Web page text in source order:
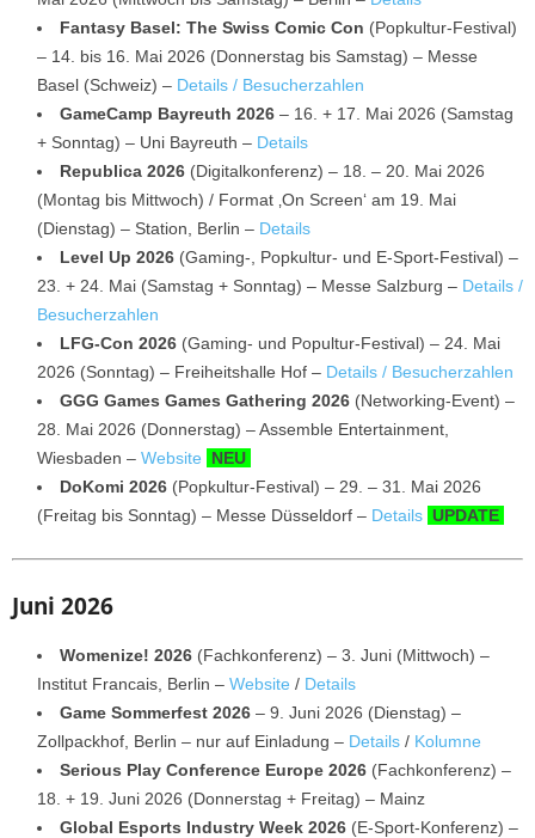
Fantasy Basel: The Swiss Comic Con (Popkultur-Festival)
– 14. bis 16. Mai 2026 (Donnerstag bis Samstag) – Messe
Basel (Schweiz) – Details / Besucherzahlen
GameCamp Bayreuth 2026 – 16. + 17. Mai 2026 (Samstag
+ Sonntag) – Uni Bayreuth – Details
Republica 2026 (Digitalkonferenz) – 18. – 20. Mai 2026
(Montag bis Mittwoch) / Format ‚On Screen‘ am 19. Mai
(Dienstag) – Station, Berlin – Details
Level Up 2026 (Gaming-, Popkultur- und E-Sport-Festival) –
23. + 24. Mai (Samstag + Sonntag) – Messe Salzburg – Details /
Besucherzahlen
LFG-Con 2026 (Gaming- und Popultur-Festival) – 24. Mai
2026 (Sonntag) – Freiheitshalle Hof – Details / Besucherzahlen
GGG Games Games Gathering 2026 (Networking-Event) –
28. Mai 2026 (Donnerstag) – Assemble Entertainment,
Wiesbaden – Website
NEU
DoKomi 2026 (Popkultur-Festival) – 29. – 31. Mai 2026
(Freitag bis Sonntag) – Messe Düsseldorf – Details UPDATE
Juni 2026
Womenize! 2026 (Fachkonferenz) – 3. Juni (Mittwoch) –
Institut Francais, Berlin – Website / Details
Game Sommerfest 2026 – 9. Juni 2026 (Dienstag) –
Zollpackhof, Berlin – nur auf Einladung – Details / Kolumne
Serious Play Conference Europe 2026 (Fachkonferenz) –
18. + 19. Juni 2026 (Donnerstag + Freitag) – Mainz
Global Esports Industry Week 2026 (E-Sport-Konferenz) –